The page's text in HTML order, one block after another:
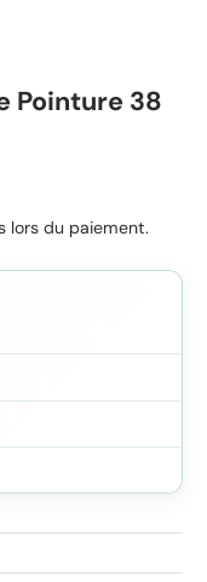
Pointure 38
lors du paiement.